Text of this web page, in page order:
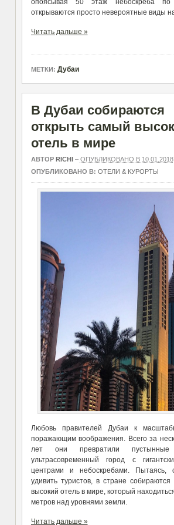
опоясывая 50 этаж небоскреба по
открываются просто невероятные виды
Читать дальше »
МЕТКИ: Дубаи
В Дубаи собираются
открыть самый
отель в мире
АВТОР RICHI– ОПУБЛИКОВАНО В 10.01.2018
ОПУБЛИКОВАНО В: ОТЕЛИ & КУРОРТЫ
Любовь правителей Дубаи к
поражающим воображения. Всего за
лет они превратили
ультрасовременный город с
центрами и небоскребами. Пытаясь,
удивить туристов, в стране
высокий отель в мире, который
метров над уровнями земли.
Читать дальше »